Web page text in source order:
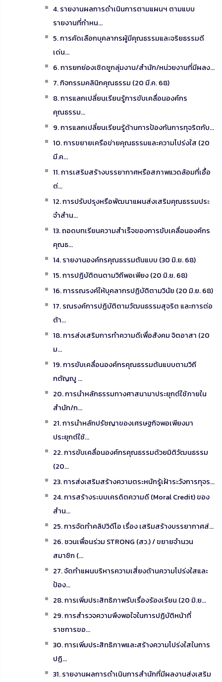
4. รายงานผลการดำเนินการตามแผนฯ ตามแบบ
รายงานที่กำหน...
5. การคัดเลือกบุคลากรผู้มีคุณธรรมและจริยธรรมดี
เด่น...
6. การยกย่องเชิดชูกลุ่มงาน/สำนัก/หน่วยงานที่มีผลง...
7. กิจกรรมคลินิกคุณธรรม (20 มี.ค. 68)
8. การแลกเปลี่ยนเรียนรู้การขับเคลื่อนองค์กร
คุณธรรม...
9. การแลกเปลี่ยนเรียนรู้ด้านการป้องกันการทุจริตกับ...
10. การขยายเครือข่ายคุณธรรมและความโปร่งใส (20
มี.ค...
11. การเสริมสร้างบรรยากาศหรือสภาพแวดล้อมที่เอื้อ
ต่...
12. การปรับปรุงหรือพัฒนาแผนส่งเสริมคุณธรรมประ
จำสำน...
13. ถอดบทเรียนความสำเร็จของการขับเคลื่อนองค์กร
คุณธ...
14. รายงานองค์กรคุณธรรมต้นแบบ (30 มิ.ย. 68)
15. การปฏิบัติตนตามวิถีพอเพียง (20 มิ.ย. 68)
16. การรณรงค์ให้บุคลากรปฏิบัติตามวินัย (20 มิ.ย. 68)
17. รณรงค์การปฏิบัติตามวัฒนธรรมสุจริต และการต่อ
ต้า...
18. การส่งเสริมการทำความดีเพื่อสังคม จิตอาสา (20
ม...
19. การขับเคลื่อนองค์กรคุณธรรมต้นแบบตามวิถี
กตัญญู ...
20. การนำหลักธรรมทางศาสนามาประยุกต์ใช้ภายใน
สำนัก/ก...
21. การนำหลักปรัชญาของเศรษฐกิจพอเพียงมา
ประยุกต์ใช้...
22. การขับเคลื่อนองค์กรคุณธรรมด้วยมิติวัฒนธรรม
(20...
23. การส่งเสริมสร้างความตระหนักรู้เฝ้าระวังการทุจร...
24. การสร้างระบบเครดิตความดี (Moral Credit) ของ
สำน...
25. การจัดทำคลิปวิดีโอ เรื่อง เสริมสร้างบรรยากาศส่...
26. ชวนเพื่อนร่วม STRONG (สว.) / ขยายจำนวน
สมาชิก (...
27. จัดทำแผนบริหารความเสี่ยงด้านความโปร่งใสและ
ป้อง...
28. การเพิ่มประสิทธิภาพรับเรื่องร้องเรียน (20 มิ.ย...
29. การสำรวจความพึงพอใจในการปฏิบัติหน้าที่
ราชการขอ...
30. การเพิ่มประสิทธิภาพและสร้างความโปร่งใสในการ
ปฏิ...
31. รายงานผลการดำเนินการสำนักที่มีผลงานส่งเสริม